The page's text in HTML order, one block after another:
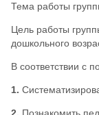
Тема работы
Цель работы
дошкольного
В соответствии с
1.